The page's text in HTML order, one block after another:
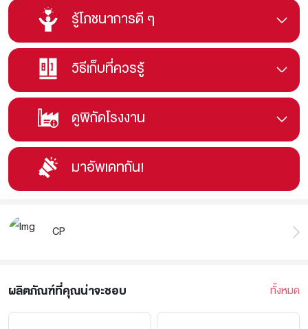
รู้โภชนาการดี ๆ
วิธีเก็บที่ควรรู้
ดูพิกัดโรงงาน
มาอัพเดทกัน!
CP
ผลิตภัณฑ์ที่คุณน่าจะชอบ ทั้งหมด